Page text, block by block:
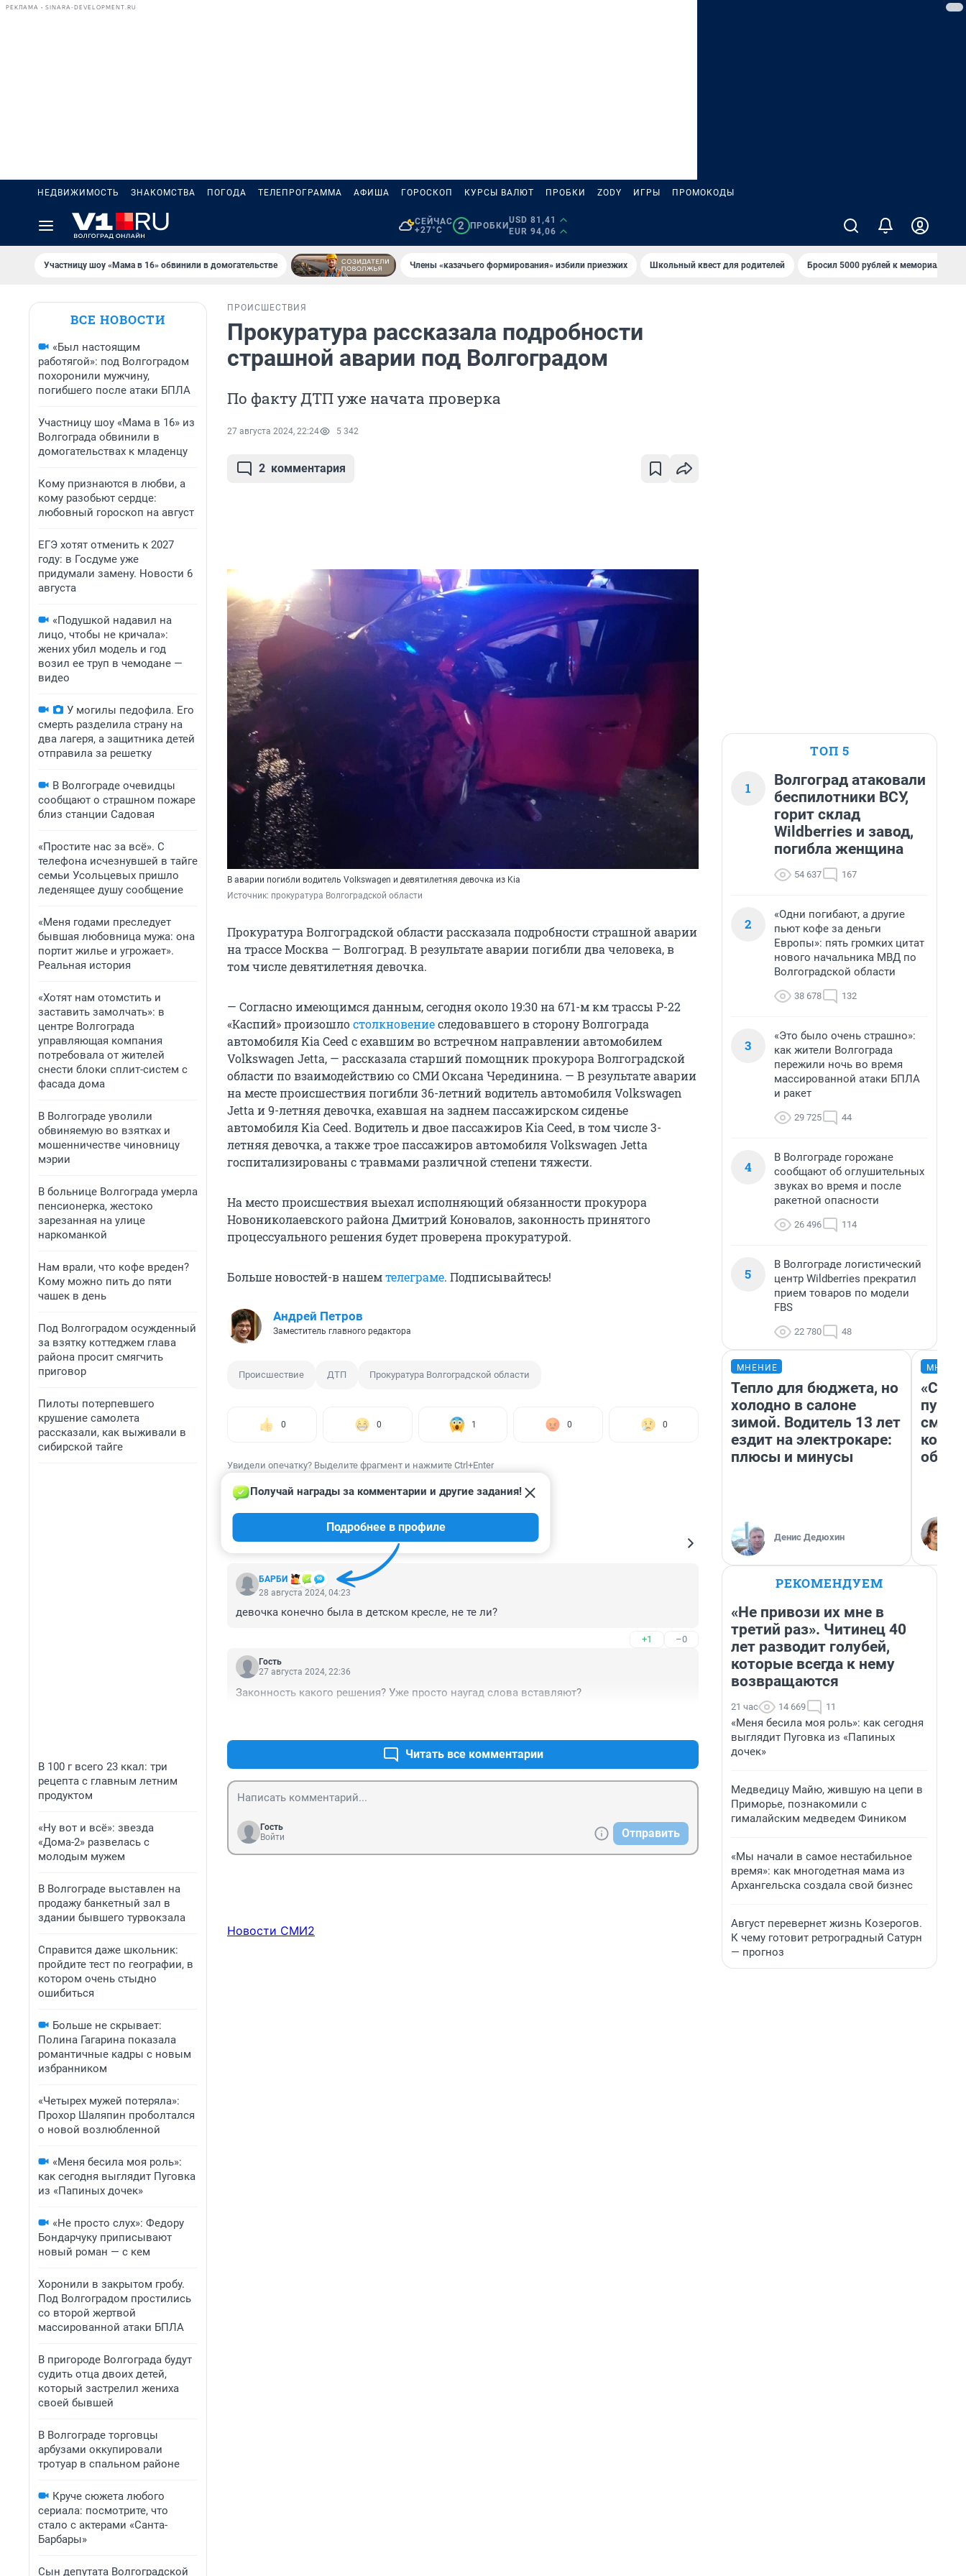
РЕКЛАМА • SINARA-DEVELOPMENT.RU
НЕДВИЖИМОСТЬ ЗНАКОМСТВА ПОГОДА ТЕЛЕПРОГРАММА АФИША ГОРОСКОП КУРСЫ ВАЛЮТ ПРОБКИ ZODY ИГРЫ ПРОМОКОДЫ
СЕЙЧАС
+27°C
2 ПРОБКИ
USD 81,41
EUR 94,06
Участницу шоу «Мама в 16» обвинили в домогательстве Члены «казачьего формирования» избили приезжих Школьный квест для родителей Бросил 5000 рублей к мемориалу
ВСЕ НОВОСТИ
«Был настоящим
работягой»: под Волгоградом
похоронили мужчину,
погибшего после атаки БПЛА
Участницу шоу «Мама в 16» из
Волгограда обвинили в
домогательствах к младенцу
Кому признаются в любви, а
кому разобьют сердце:
любовный гороскоп на август
ЕГЭ хотят отменить к 2027
году: в Госдуме уже
придумали замену. Новости 6
августа
«Подушкой надавил на
лицо, чтобы не кричала»:
жених убил модель и год
возил ее труп в чемодане —
видео
У могилы педофила. Его
смерть разделила страну на
два лагеря, а защитника детей
отправила за решетку
В Волгограде очевидцы
сообщают о страшном пожаре
близ станции Садовая
«Простите нас за всё». С
телефона исчезнувшей в тайге
семьи Усольцевых пришло
леденящее душу сообщение
«Меня годами преследует
бывшая любовница мужа: она
портит жилье и угрожает».
Реальная история
«Хотят нам отомстить и
заставить замолчать»: в
центре Волгограда
управляющая компания
потребовала от жителей
снести блоки сплит-систем с
фасада дома
В Волгограде уволили
обвиняемую во взятках и
мошенничестве чиновницу
мэрии
В больнице Волгограда умерла
пенсионерка, жестоко
зарезанная на улице
наркоманкой
Нам врали, что кофе вреден?
Кому можно пить до пяти
чашек в день
Под Волгоградом осужденный
за взятку коттеджем глава
района просит смягчить
приговор
Пилоты потерпевшего
крушение самолета
рассказали, как выживали в
сибирской тайге
В 100 г всего 23 ккал: три
рецепта с главным летним
продуктом
«Ну вот и всё»: звезда
«Дома-2» развелась с
молодым мужем
В Волгограде выставлен на
продажу банкетный зал в
здании бывшего турвокзала
Справится даже школьник:
пройдите тест по географии, в
котором очень стыдно
ошибиться
Больше не скрывает:
Полина Гагарина показала
романтичные кадры с новым
избранником
«Четырех мужей потеряла»:
Прохор Шаляпин проболтался
о новой возлюбленной
«Меня бесила моя роль»:
как сегодня выглядит Пуговка
из «Папиных дочек»
«Не просто слух»: Федору
Бондарчуку приписывают
новый роман — с кем
Хоронили в закрытом гробу.
Под Волгоградом простились
со второй жертвой
массированной атаки БПЛА
В пригороде Волгограда будут
судить отца двоих детей,
который застрелил жениха
своей бывшей
В Волгограде торговцы
арбузами оккупировали
тротуар в спальном районе
Круче сюжета любого
сериала: посмотрите, что
стало с актерами «Санта-
Барбары»
Сын депутата Волгоградской
ПРОИСШЕСТВИЯ
Прокуратура рассказала подробности
страшной аварии под Волгоградом
По факту ДТП уже начата проверка
27 августа 2024, 22:24 5 342
2 комментария
В аварии погибли водитель Volkswagen и девятилетняя девочка из Kia
Источник: прокуратура Волгоградской области
Прокуратура Волгоградской области рассказала подробности страшной аварии
на трассе Москва — Волгоград. В результате аварии погибли два человека, в
том числе девятилетняя девочка.
— Согласно имеющимся данным, сегодня около 19:30 на 671-м км трассы Р-22
«Каспий» произошлостолкновениеследовавшего в сторону Волгограда
автомобиля Kia Ceed с ехавшим во встречном направлении автомобилем
Volkswagen Jetta, — рассказала старший помощник прокурора Волгоградской
области по взаимодействию со СМИ Оксана Черединина. — В результате аварии
на месте происшествия погибли 36-летний водитель автомобиля Volkswagen
Jetta и 9-летняя девочка, ехавшая на заднем пассажирском сиденье
автомобиля Kia Ceed. Водитель и двое пассажиров Kia Ceed, в том числе 3-
летняя девочка, а также трое пассажиров автомобиля Volkswagen Jetta
госпитализированы с травмами различной степени тяжести.
На место происшествия выехал исполняющий обязанности прокурора
Новониколаевского района Дмитрий Коновалов, законность принятого
процессуального решения будет проверена прокуратурой.
Больше новостей-в нашемтелеграме. Подписывайтесь!
Андрей Петров
Заместитель главного редактора
Происшествие ДТП Прокуратура Волгоградской области
0 0 1 0 0
Увидели опечатку? Выделите фрагмент и нажмите Ctrl+Enter
КОММЕНТАРИИ 2
БАРБИ
Получай награды за комментарии и другие задания!
Подробнее в профиле
28 августа 2024, 04:23
девочка конечно была в детском кресле, не те ли?
+1 –0
Гость
27 августа 2024, 22:36
Законность какого решения? Уже просто наугад слова вставляют?
Читать все комментарии
Гость
Войти
Отправить
Новости СМИ2
ТОП 5
1
Волгоград атаковали
беспилотники ВСУ,
горит склад
Wildberries и завод,
погибла женщина
54 637 167
2
«Одни погибают, а другие
пьют кофе за деньги
Европы»: пять громких цитат
нового начальника МВД по
Волгоградской области
38 678 132
3
«Это было очень страшно»:
как жители Волгограда
пережили ночь во время
массированной атаки БПЛА
и ракет
29 725 44
4
В Волгограде горожане
сообщают об оглушительных
звуках во время и после
ракетной опасности
26 496 114
5
В Волгограде логистический
центр Wildberries прекратил
прием товаров по модели
FBS
22 780 48
МНЕНИЕ
Тепло для бюджета, но
холодно в салоне
зимой. Водитель 13 лет
ездит на электрокаре:
плюсы и минусы
Денис Дедюхин
РЕКОМЕНДУЕМ
«Не привози их мне в
третий раз». Читинец 40
лет разводит голубей,
которые всегда к нему
возвращаются
21 час 14 669 11
«Меня бесила моя роль»: как сегодня
выглядит Пуговка из «Папиных
дочек»
Медведицу Майю, жившую на цепи в
Приморье, познакомили с
гималайским медведем Фиником
«Мы начали в самое нестабильное
время»: как многодетная мама из
Архангельска создала свой бизнес
Август перевернет жизнь Козерогов.
К чему готовит ретроградный Сатурн
— прогноз